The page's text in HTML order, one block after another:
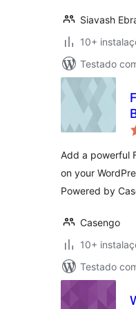
Siavash
10+
Testado
Add a powerful
on your
Powered by
Casengo
10+
Testado